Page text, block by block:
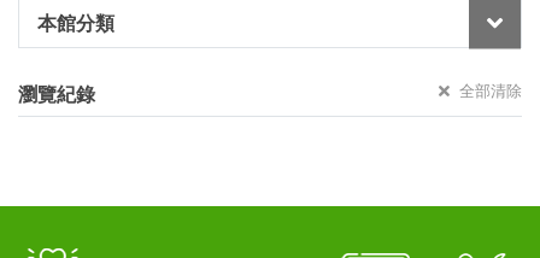
本館分類
瀏覽紀錄 全部清除